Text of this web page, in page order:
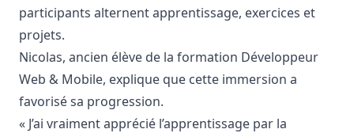
participants alternent apprentissage, exercices et
projets.
Nicolas, ancien élève de la formation Développeur
Web & Mobile, explique que cette immersion a
favorisé sa progression.
« J’ai vraiment apprécié l’apprentissage par la